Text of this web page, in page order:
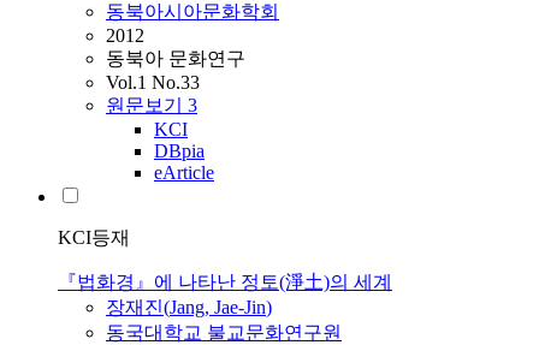
동북아시아문화학회
2012
동북아 문화연구
Vol.1 No.33
원문보기 3
KCI
DBpia
eArticle
KCI등재
『법화경』에 나타난 정토(淨土)의 세계
장재진(Jang, Jae-Jin)
동국대학교 불교문화연구원